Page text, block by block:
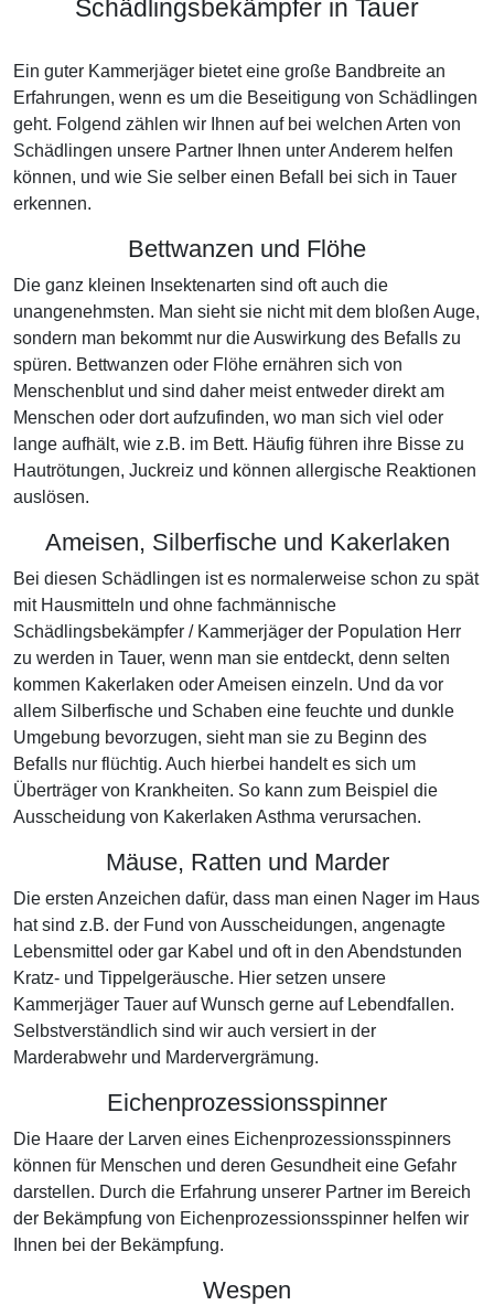
Schädlingsbekämpfer in Tauer
Ein guter Kammerjäger bietet eine große Bandbreite an
Erfahrungen, wenn es um die Beseitigung von Schädlingen
geht. Folgend zählen wir Ihnen auf bei welchen Arten von
Schädlingen unsere Partner Ihnen unter Anderem helfen
können, und wie Sie selber einen Befall bei sich in Tauer
erkennen.
Bettwanzen und Flöhe
Die ganz kleinen Insektenarten sind oft auch die
unangenehmsten. Man sieht sie nicht mit dem bloßen Auge,
sondern man bekommt nur die Auswirkung des Befalls zu
spüren. Bettwanzen oder Flöhe ernähren sich von
Menschenblut und sind daher meist entweder direkt am
Menschen oder dort aufzufinden, wo man sich viel oder
lange aufhält, wie z.B. im Bett. Häufig führen ihre Bisse zu
Hautrötungen, Juckreiz und können allergische Reaktionen
auslösen.
Ameisen, Silberfische und Kakerlaken
Bei diesen Schädlingen ist es normalerweise schon zu spät
mit Hausmitteln und ohne fachmännische
Schädlingsbekämpfer / Kammerjäger der Population Herr
zu werden in Tauer, wenn man sie entdeckt, denn selten
kommen Kakerlaken oder Ameisen einzeln. Und da vor
allem Silberfische und Schaben eine feuchte und dunkle
Umgebung bevorzugen, sieht man sie zu Beginn des
Befalls nur flüchtig. Auch hierbei handelt es sich um
Überträger von Krankheiten. So kann zum Beispiel die
Ausscheidung von Kakerlaken Asthma verursachen.
Mäuse, Ratten und Marder
Die ersten Anzeichen dafür, dass man einen Nager im Haus
hat sind z.B. der Fund von Ausscheidungen, angenagte
Lebensmittel oder gar Kabel und oft in den Abendstunden
Kratz- und Tippelgeräusche. Hier setzen unsere
Kammerjäger Tauer auf Wunsch gerne auf Lebendfallen.
Selbstverständlich sind wir auch versiert in der
Marderabwehr und Mardervergrämung.
Eichenprozessionsspinner
Die Haare der Larven eines Eichenprozessionsspinners
können für Menschen und deren Gesundheit eine Gefahr
darstellen. Durch die Erfahrung unserer Partner im Bereich
der Bekämpfung von Eichenprozessionsspinner helfen wir
Ihnen bei der Bekämpfung.
Wespen